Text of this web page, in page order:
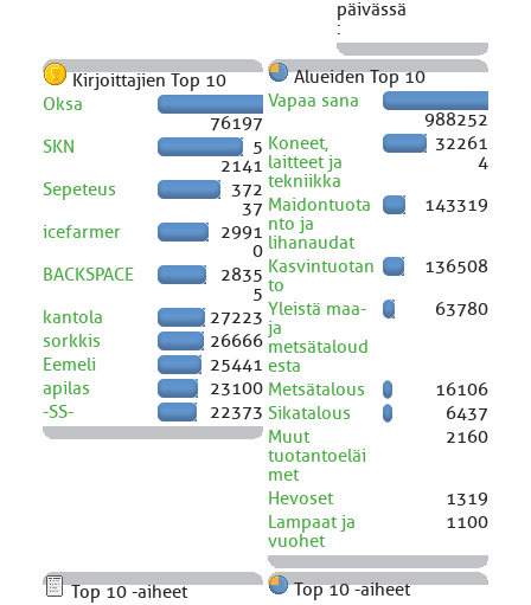
päivässä
:
Kirjoittajien Top 10
Oksa
76197
SKN
5
2141
Sepeteus
372
37
icefarmer
2991
0
BACKSPACE
2835
5
kantola
27223
sorkkis
26666
Eemeli
25441
apilas
23100
-SS-
22373
Alueiden Top 10
Vapaa sana
988252
Koneet,
laitteet ja
tekniikka
32261
4
Maidontuota
nto ja
lihanaudat
143319
Kasvintuotan
to
136508
Yleistä maa-
ja
metsätaloud
esta
63780
Metsätalous
16106
Sikatalous
6437
Muut
tuotantoeläi
met
2160
Hevoset
1319
Lampaat ja
vuohet
1100
Top 10 -aiheet
Top 10 -aiheet